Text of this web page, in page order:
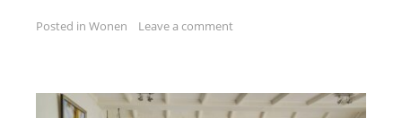
Posted in Wonen Leave a comment